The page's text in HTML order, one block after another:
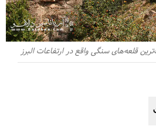
قلعه‌های سنگی واقع در ارتفاعات البرز